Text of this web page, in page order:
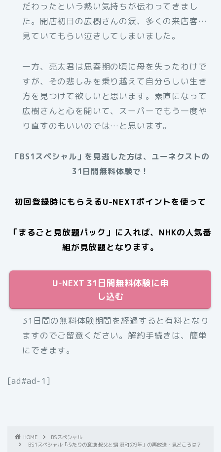
だわったという熱い気持ちが伝わってきまし
た。開店初日の広樹さんの涙、多くの来店客…
見ていてもらい泣きしてしまいました。
一方、亮太君は思春期の頃に母を失ったわけで
すが、その悲しみを乗り越えて自分らしい生き
方を見つけて欲しいと思います。素直になって
広樹さんと心を開いて、スーパーでもう一度や
り直すのもいいのでは…と思います。
「BS1スペシャル」を見逃した方は、ユーネクストの
31日間無料体験で！
初回登録時にもらえるU-NEXTポイントを使って
「まるごと見放題パック」に入れば、NHKの人気番
組が見放題となります。
U-NEXT 31日間無料体験に申
し込む
31日間の無料体験期間を経過すると有料となり
ますのでご留意ください。解約手続きは、簡単
にできます。
[ad#ad-1]
HOME
BSスペシャル
BS1スペシャル「ふたりの意地 叔父と甥 港町の9年」の再放送・見どころは？